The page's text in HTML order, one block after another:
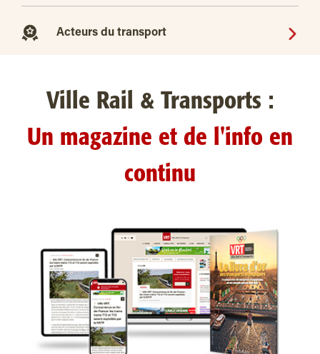
Acteurs du transport
Ville Rail & Transports :
Un magazine et de l'info en
continu